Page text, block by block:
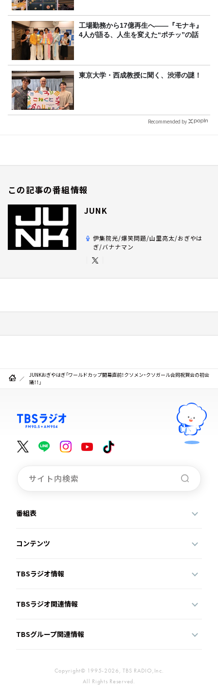
工場勤務から17億再生へ——『モナキ』
4人が語る、人生を変えた“ポチッ”の話
東京大学・西成教授に聞く、渋滞の謎！
Recommended by
この記事の番組情報
JUNK
伊集院光/爆笑問題/山里亮太/おぎやは
ぎ/バナナマン
JUNKおぎやはぎ「ワールドカップ開幕直前！クソメン・クソガール合同祝賀会の初会
議！！」
番組表
コンテンツ
TBSラジオ情報
TBSラジオ関連情報
TBSグループ関連情報
Copyright© 1995-2026, TBS RADIO,Inc.
All Rights Reserved.